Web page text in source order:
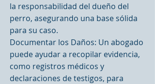
la responsabilidad del dueño del
perro, asegurando una base sólida
para su caso.
Documentar los Daños: Un abogado
puede ayudar a recopilar evidencia,
como registros médicos y
declaraciones de testigos, para